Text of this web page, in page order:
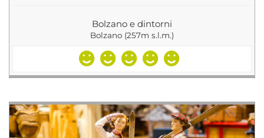
Bolzano e dintorni
Bolzano (257m s.l.m.)